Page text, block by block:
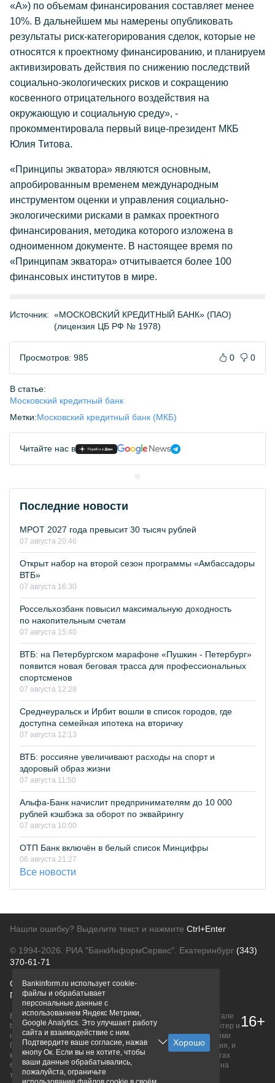
«А») по объемам финансирования составляет менее
10%. В дальнейшем мы намерены опубликовать
результаты риск-категорирования сделок, которые не
относятся к проектному финансированию, и планируем
активизировать действия по снижению последствий
социально-экологических рисков и сокращению
косвенного отрицательного воздействия на
окружающую и социальную среду», -
прокомментировала первый вице-президент МКБ
Юлия Титова.
«Принципы экватора» являются основным,
апробированным временем международным
инструментом оценки и управления социально-
экологическими рисками в рамках проектного
финансирования, методика которого изложена в
одноименном документе. В настоящее время по
«Принципам экватора» отчитывается более 100
финансовых институтов в мире.
Источник: «МОСКОВСКИЙ КРЕДИТНЫЙ БАНК» (ПАО)
(лицензия ЦБ РФ № 1978)
Просмотров: 985 0 0
В статье:
Московский кредитный банк
Метки:Московский кредитный банк (МКБ)
Читайте нас в
Последние новости
МРОТ 2027 года превысит 30 тысяч рублей
07 августа 20:46
Открыт набор на второй сезон программы «Амбассадоры
ВТБ»
07 августа 16:30
Россельхозбанк повысил максимальную доходность
по накопительным счетам
07 августа 15:40
ВТБ: на Петербургском марафоне «Пушкин - Петербург»
появится новая беговая трасса для профессиональных
спортсменов
07 августа 12:28
Среднеуральск и Ирбит вошли в список городов, где
доступна семейная ипотека на вторичку
07 августа 12:13
ВТБ: россияне увеличивают расходы на спорт и
здоровый образ жизни
07 августа 11:50
Альфа-Банк начислит предпринимателям до 10 000
рублей кэшбэка за оборот по эквайрингу
07 августа 10:00
ОТП Банк включён в белый список Минцифры
06 августа 21:27
Все новости
Нашли ошибку? Выделите текст и нажмите Ctrl+Enter
© 1994-2026. РИА "БанкИнформСервис". Екатеринбург (343)
370-61-71
О проектеПолитика конфиденциальности
Правовая информацияДля рекламодателей
Вся информация о продуктах банков, размещенная на портале
bankinform.ru, носит исключительно ознакомительный характер и
не является публичной офертой, определяемой положениями
ГК РФ. Информация не содержит точного и полного описания, и
может быть изменена. Конечные условия уточняйте на сайтах
банков или при личном обращении. Исключительное право на
товарные знаки принадлежит их правообладателям.
16+
Bankinform.ru использует cookie-
файлы и обрабатывает
персональные данные с
использованием Яндекс Метрики,
Google Analytics. Это улучшает работу
сайта и взаимодействие с ним.
Подтвердите ваше согласие, нажав
кнопу Ок. Если вы не хотите, чтобы
ваши данные обрабатывались,
пожалуйста, ограничьте